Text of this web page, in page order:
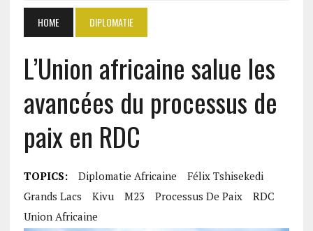
HOME DIPLOMATIE
L’Union africaine salue les
avancées du processus de
paix en RDC
TOPICS: Diplomatie Africaine
Félix Tshisekedi
Grands Lacs
Kivu M23 Processus De Paix
RDC
Union Africaine